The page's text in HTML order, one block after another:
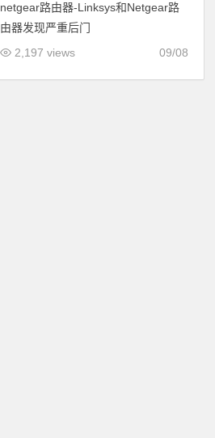
netgear路由器-Linksys和Netgear路
由器发现严重后门
09/08
2,197 views